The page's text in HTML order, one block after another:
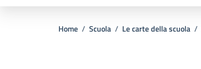
Briciole di pane
Home / Scuola / Le carte della scuola /